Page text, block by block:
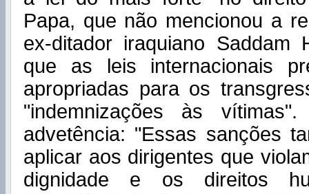
Papa, que não mencionou a
ex-ditador iraquiano Saddam
que as leis internacionais
apropriadas para os
"indemnizações às
advetência: "Essas sanções
aplicar aos dirigentes que
dignidade e os direitos